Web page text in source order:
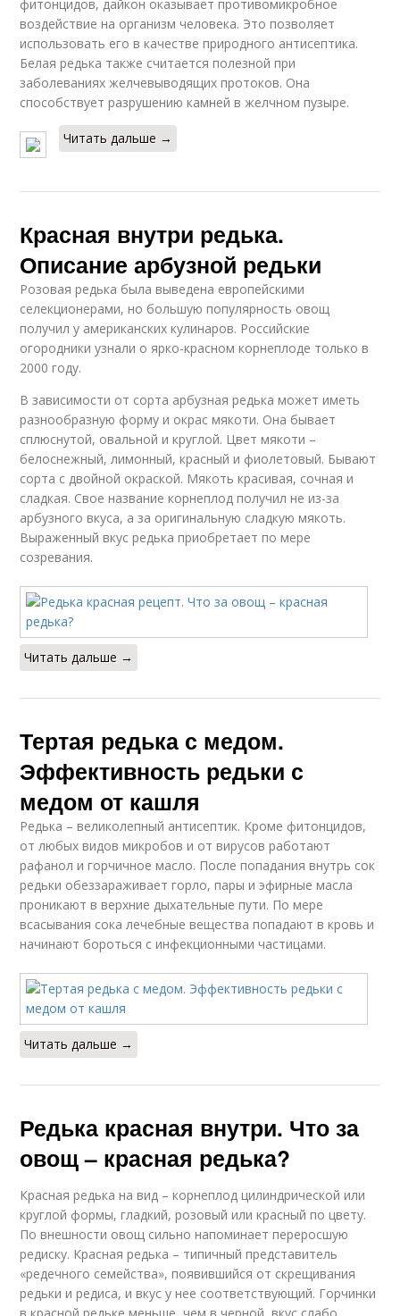
фитонцидов, дайкон оказывает противомикробное
воздействие на организм человека. Это позволяет
использовать его в качестве природного антисептика.
Белая редька также считается полезной при
заболеваниях желчевыводящих протоков. Она
способствует разрушению камней в желчном пузыре.
Читать дальше →
Красная внутри редька.
Описание арбузной редьки
Розовая редька была выведена европейскими
селекционерами, но большую популярность овощ
получил у американских кулинаров. Российские
огородники узнали о ярко-красном корнеплоде только в
2000 году.
В зависимости от сорта арбузная редька может иметь
разнообразную форму и окрас мякоти. Она бывает
сплюснутой, овальной и круглой. Цвет мякоти –
белоснежный, лимонный, красный и фиолетовый. Бывают
сорта с двойной окраской. Мякоть красивая, сочная и
сладкая. Свое название корнеплод получил не из-за
арбузного вкуса, а за оригинальную сладкую мякоть.
Выраженный вкус редька приобретает по мере
созревания.
Читать дальше →
Тертая редька с медом.
Эффективность редьки с
медом от кашля
Редька – великолепный антисептик. Кроме фитонцидов,
от любых видов микробов и от вирусов работают
рафанол и горчичное масло. После попадания внутрь сок
редьки обеззараживает горло, пары и эфирные масла
проникают в верхние дыхательные пути. По мере
всасывания сока лечебные вещества попадают в кровь и
начинают бороться с инфекционными частицами.
Читать дальше →
Редька красная внутри. Что за
овощ – красная редька?
Красная редька на вид – корнеплод цилиндрической или
круглой формы, гладкий, розовый или красный по цвету.
По внешности овощ сильно напоминает переросшую
редиску. Красная редька – типичный представитель
«редечного семейства», появившийся от скрещивания
редьки и редиса, и вкус у нее соответствующий. Горчинки